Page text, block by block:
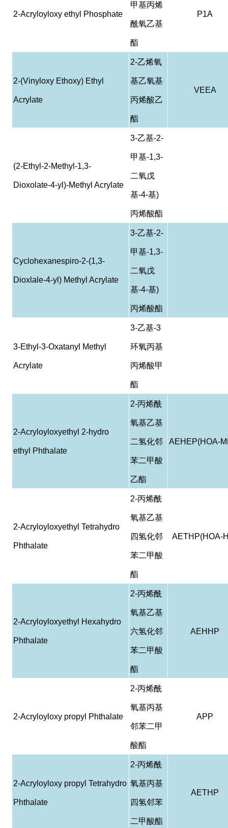
2-Acryloyloxy ethyl Phosphate
甲基丙烯
酰氧乙基
酯
P1A
2-(Vinyloxy Ethoxy) Ethyl
Acrylate
2-乙烯氧
基乙氧基
丙烯酸乙
酯
VEEA
(2-Ethyl-2-Methyl-1,3-
Dioxolate-4-yl)-Methyl Acrylate
3-乙基-2-
甲基-1,3-
二氧戊
基-4-基)
丙烯酸酯
Cyclohexanespiro-2-(1,3-
Dioxlale-4-yl) Methyl Acrylate
3-乙基-2-
甲基-1,3-
二氧戊
基-4-基)
丙烯酸酯
3-Ethyl-3-Oxatanyl Methyl
Acrylate
3-乙基-3
环氧丙基
丙烯酸甲
酯
2-Acryloyloxyethyl 2-hydro
ethyl Phthalate
2-丙烯酰
氧基乙基
二氢化邻
苯二甲酸
乙酯
AEHEP(HOA-
2-Acryloyloxyethyl Tetrahydro
Phthalate
2-丙烯酰
氧基乙基
四氢化邻
苯二甲酸
酯
AETHP(HOA-
2-Acryloyloxyethyl Hexahydro
Phthalate
2-丙烯酰
氧基乙基
六氢化邻
苯二甲酸
酯
AEHHP
2-Acryloyloxy propyl Phthalate
2-丙烯酰
氧基丙基
邻苯二甲
酸酯
APP
2-Acryloyloxy propyl Tetrahydro
Phthalate
2-丙烯酰
氧基丙基
四氢邻苯
二甲酸酯
AETHP